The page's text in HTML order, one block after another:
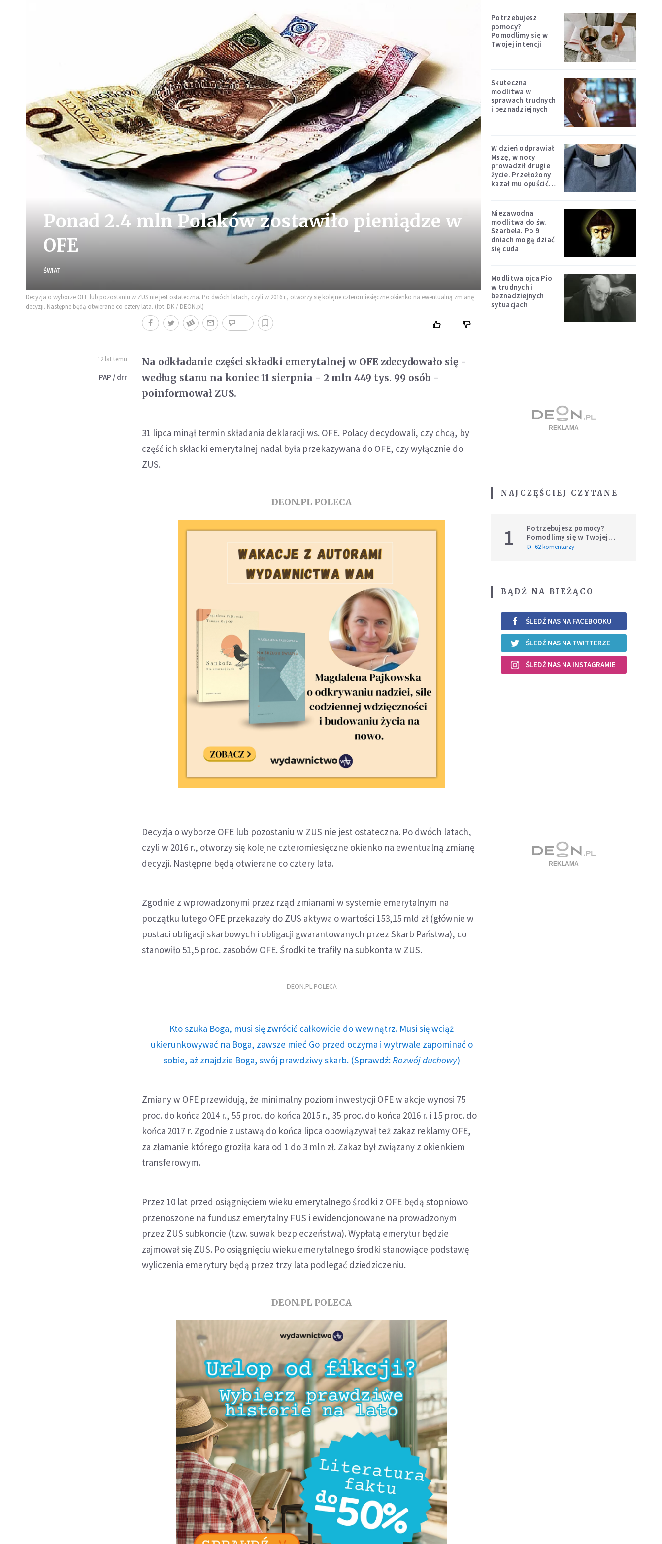
Ponad 2.4 mln Polaków zostawiło pieniądze w
OFE
ŚWIAT
Decyzja o wyborze OFE lub pozostaniu w ZUS nie jest ostateczna. Po dwóch latach, czyli w 2016 r., otworzy się kolejne czteromiesięczne okienko na ewentualną zmianę
decyzji. Następne będą otwierane co cztery lata. (fot. DK / DEON.pl)
12 lat temu
PAP / drr
Na odkładanie części składki emerytalnej w OFE zdecydowało się -
według stanu na koniec 11 sierpnia - 2 mln 449 tys. 99 osób -
poinformował ZUS.
31 lipca minął termin składania deklaracji ws. OFE. Polacy decydowali, czy chcą, by
część ich składki emerytalnej nadal była przekazywana do OFE, czy wyłącznie do
ZUS.
DEON.PL POLECA
Decyzja o wyborze OFE lub pozostaniu w ZUS nie jest ostateczna. Po dwóch latach,
czyli w 2016 r., otworzy się kolejne czteromiesięczne okienko na ewentualną zmianę
decyzji. Następne będą otwierane co cztery lata.
Zgodnie z wprowadzonymi przez rząd zmianami w systemie emerytalnym na
początku lutego OFE przekazały do ZUS aktywa o wartości 153,15 mld zł (głównie w
postaci obligacji skarbowych i obligacji gwarantowanych przez Skarb Państwa), co
stanowiło 51,5 proc. zasobów OFE. Środki te trafiły na subkonta w ZUS.
DEON.PL POLECA
Kto szuka Boga, musi się zwrócić całkowicie do wewnątrz. Musi się wciąż
ukierunkowywać na Boga, zawsze mieć Go przed oczyma i wytrwale zapominać o
sobie, aż znajdzie Boga, swój prawdziwy skarb. (Sprawdź: Rozwój duchowy)
Zmiany w OFE przewidują, że minimalny poziom inwestycji OFE w akcje wynosi 75
proc. do końca 2014 r., 55 proc. do końca 2015 r., 35 proc. do końca 2016 r. i 15 proc. do
końca 2017 r. Zgodnie z ustawą do końca lipca obowiązywał też zakaz reklamy OFE,
za złamanie którego groziła kara od 1 do 3 mln zł. Zakaz był związany z okienkiem
transferowym.
Przez 10 lat przed osiągnięciem wieku emerytalnego środki z OFE będą stopniowo
przenoszone na fundusz emerytalny FUS i ewidencjonowane na prowadzonym
przez ZUS subkoncie (tzw. suwak bezpieczeństwa). Wypłatą emerytur będzie
zajmował się ZUS. Po osiągnięciu wieku emerytalnego środki stanowiące podstawę
wyliczenia emerytury będą przez trzy lata podlegać dziedziczeniu.
DEON.PL POLECA
Potrzebujesz
pomocy?
Pomodlimy się w
Twojej intencji
Skuteczna
modlitwa w
sprawach trudnych
i beznadziejnych
W dzień odprawiał
Mszę, w nocy
prowadził drugie
życie. Przełożony
kazał mu opuścić
Niezawodna
modlitwa do św.
Szarbela. Po 9
dniach mogą dziać
się cuda
Modlitwa ojca Pio
w trudnych i
beznadziejnych
sytuacjach
NAJCZĘŚCIEJ CZYTANE
1
Potrzebujesz pomocy?
Pomodlimy się w Twojej
intencji
62 komentarzy
BĄDŹ NA BIEŻĄCO
ŚLEDŹ NAS NA FACEBOOKU
ŚLEDŹ NAS NA TWITTERZE
ŚLEDŹ NAS NA INSTAGRAMIE